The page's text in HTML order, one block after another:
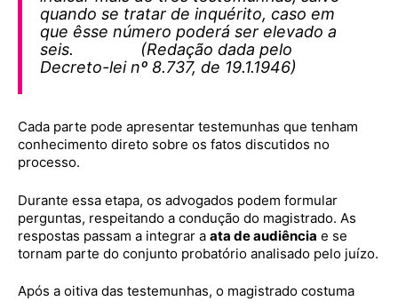
quando se tratar de inquérito, caso em
que êsse número poderá ser elevado a
seis. (Redação dada pelo
Decreto-lei nº 8.737, de 19.1.1946)
Cada parte pode apresentar testemunhas que tenham
conhecimento direto sobre os fatos discutidos no
processo.
Durante essa etapa, os advogados podem formular
perguntas, respeitando a condução do magistrado. As
respostas passam a integrar a ata de audiência e se
tornam parte do conjunto probatório analisado pelo juízo.
Após a oitiva das testemunhas, o magistrado costuma